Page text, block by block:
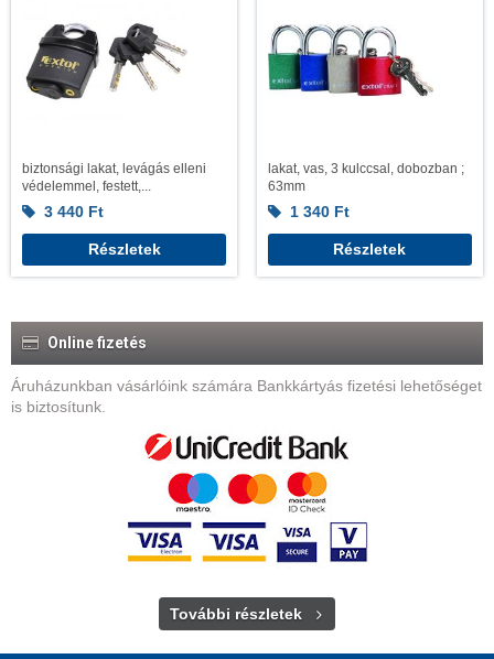
biztonsági lakat, levágás elleni
védelemmel, festett,...
3 440 Ft
Részletek
lakat, vas, 3 kulccsal, dobozban ;
63mm
1 340 Ft
Részletek
Online fizetés
Áruházunkban vásárlóink számára Bankkártyás fizetési lehetőséget
is biztosítunk.
További részletek